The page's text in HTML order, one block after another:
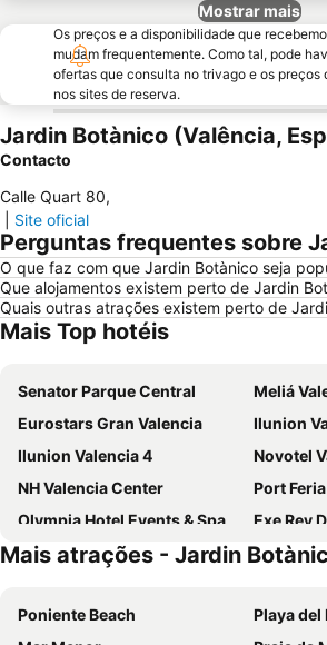
Mostrar mais
Os preços e a disponibilidade que
mudam frequentemente. Como tal, pode
ofertas que consulta no trivago e os preços
nos sites de reserva.
Jardin Botànico (Valência,
Contacto
Calle Quart 80,
Site oficial
Perguntas frequentes sobre
O que faz com que Jardin Botànico seja
Que alojamentos existem perto de Jardin
Quais outras atrações existem perto de
Mais Top hotéis
Senator Parque Central
Meliá
Eurostars Gran Valencia
Ilunion
Ilunion Valencia 4
Novotel
NH Valencia Center
Port
Olympia Hotel Events & Spa
Exe Rey
NH Valencia Las Artes
Hotel
Sercotel Sorolla Palace
Holiday Inn
Mais atrações - Jardin
Poniente Beach
Playa del